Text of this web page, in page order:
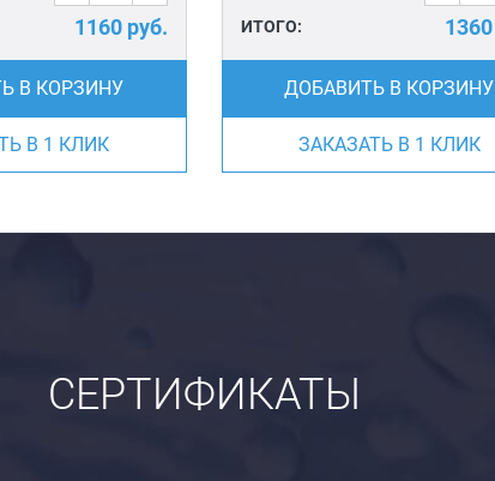
1160руб.
В КОРЗИНУ
В 1 КЛИК
ИТОГО: 1360
ДОБАВИТЬ В КОРЗИНУ
ЗАКАЗАТЬ В 1 КЛИК
СЕРТИФИКАТЫ